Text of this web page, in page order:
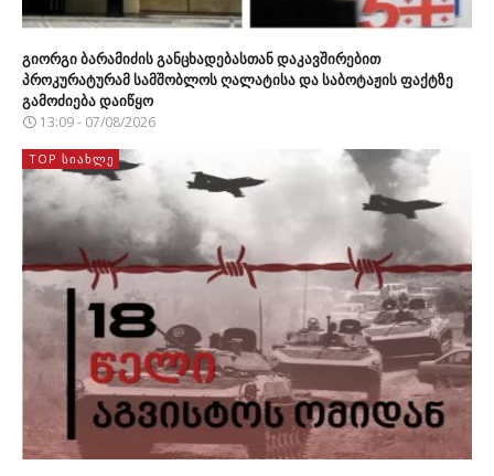
გიორგი ბარამიძის განცხადებასთან დაკავშირებით
პროკურატურამ სამშობლოს ღალატისა და საბოტაჟის ფაქტზე
გამოძიება დაიწყო
13:09 - 07/08/2026
TOP ᲡᲘᲐᲮᲚᲔ